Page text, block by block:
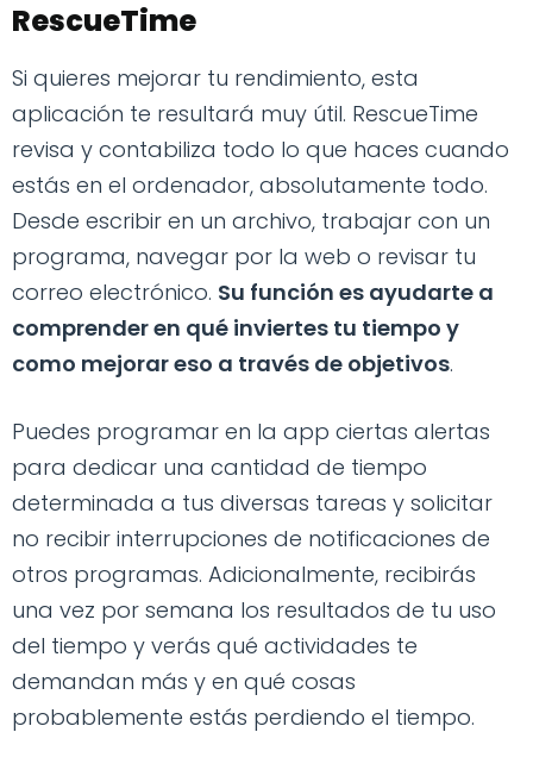
RescueTime
Si quieres mejorar tu rendimiento, esta
aplicación te resultará muy útil. RescueTime
revisa y contabiliza todo lo que haces cuando
estás en el ordenador, absolutamente todo.
Desde escribir en un archivo, trabajar con un
programa, navegar por la web o revisar tu
correo electrónico. Su función es ayudarte a
comprender en qué inviertes tu tiempo y
como mejorar eso a través de objetivos.
Puedes programar en la app ciertas alertas
para dedicar una cantidad de tiempo
determinada a tus diversas tareas y solicitar
no recibir interrupciones de notificaciones de
otros programas. Adicionalmente, recibirás
una vez por semana los resultados de tu uso
del tiempo y verás qué actividades te
demandan más y en qué cosas
probablemente estás perdiendo el tiempo.